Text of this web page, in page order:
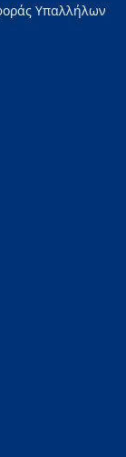
Υπαλλήλων